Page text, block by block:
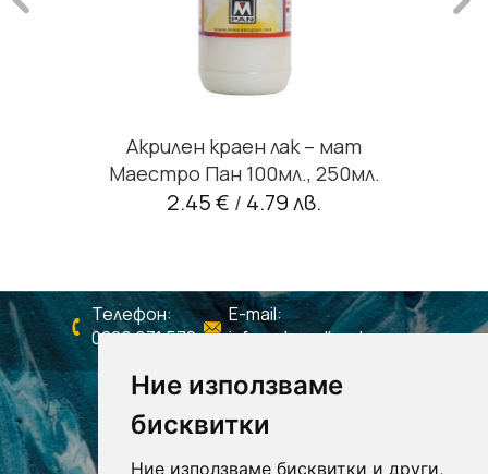
Ние използваме
бисквитки
Ние използваме бисквитки и други,
Акрилен краен лак – мат
Маестро Пан 100мл., 250мл.
2.45 € / 4.79 лв.
Телефон:
0886 931 578
E-mail:
info@shagall-colors.com